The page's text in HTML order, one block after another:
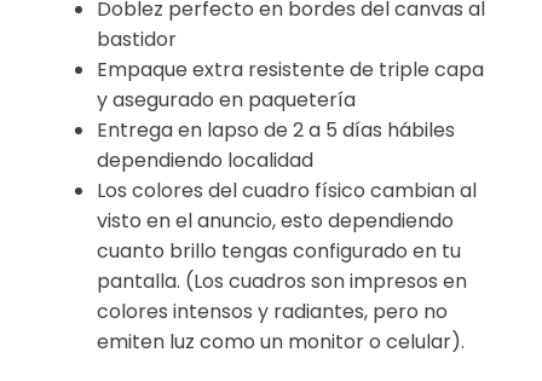
Doblez perfecto en bordes del canvas al
bastidor
Empaque extra resistente de triple capa
y asegurado en paquetería
Entrega en lapso de 2 a 5 días hábiles
dependiendo localidad
Los colores del cuadro físico cambian al
visto en el anuncio, esto dependiendo
cuanto brillo tengas configurado en tu
pantalla. (Los cuadros son impresos en
colores intensos y radiantes, pero no
emiten luz como un monitor o celular).